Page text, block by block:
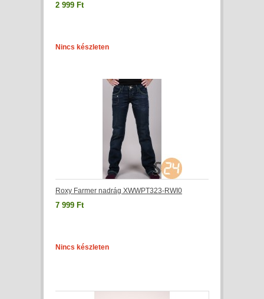
2 999 Ft
Nincs készleten
Roxy Farmer nadrág XWWPT323-RWI0
7 999 Ft
Nincs készleten